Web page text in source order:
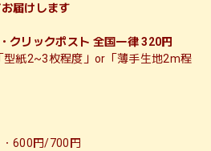
届けします
クリックポスト 全国一律 320円
紙2~3枚程度」or「薄手生地2m程
600円/700円